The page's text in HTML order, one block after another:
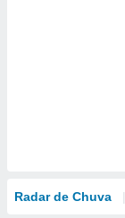
Radar de Chuva